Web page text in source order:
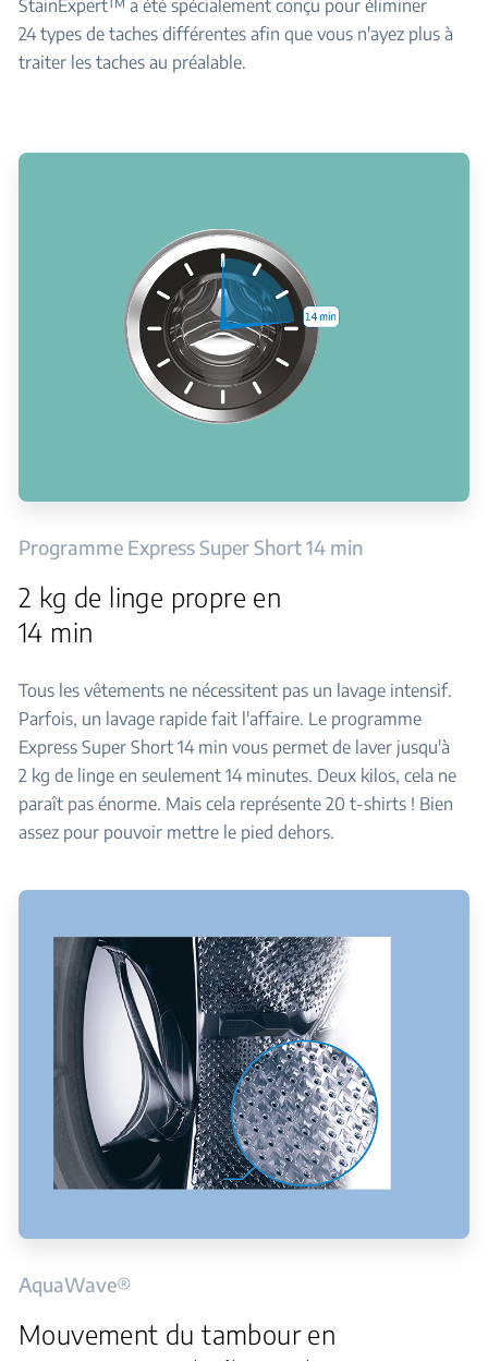
StainExpert™ a été spécialement conçu pour éliminer
24 types de taches différentes afin que vous n'ayez plus à
traiter les taches au préalable.
Programme Express Super Short 14 min
2 kg de linge propre en
14 min
Tous les vêtements ne nécessitent pas un lavage intensif.
Parfois, un lavage rapide fait l'affaire. Le programme
Express Super Short 14 min vous permet de laver jusqu'à
2 kg de linge en seulement 14 minutes. Deux kilos, cela ne
paraît pas énorme. Mais cela représente 20 t-shirts ! Bien
assez pour pouvoir mettre le pied dehors.
AquaWave®
Mouvement du tambour en